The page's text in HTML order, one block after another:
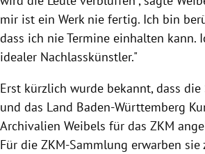
mir ist ein Werk nie fertig. Ich bin
dass ich nie Termine einhalten kann.
idealer Nachlasskünstler."
Erst kürzlich wurde bekannt, dass
und das Land Baden-Württemberg
Archivalien Weibels für das ZKM
Für die ZKM-Sammlung erwarben sie